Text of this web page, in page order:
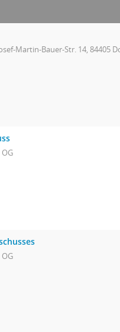
Martin-Bauer-Str. 14, 84405